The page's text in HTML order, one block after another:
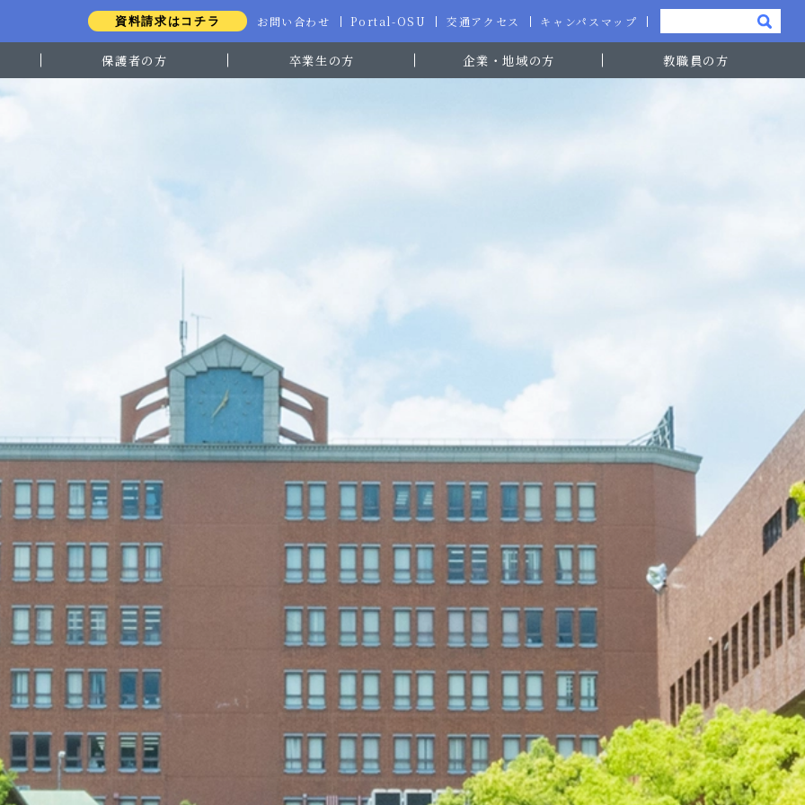
資料請求はコチラ お問い合わせ Portal-OSU 交通アクセス キャンパスマップ
保護者の方 卒業生の方 企業・地域の方 教職員の方